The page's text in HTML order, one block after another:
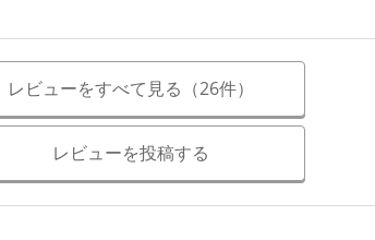
レビューをすべて見る（26件）
レビューを投稿する